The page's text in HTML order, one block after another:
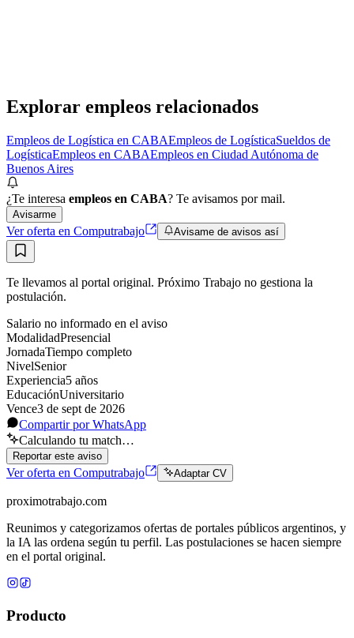
Explorar empleos relacionados
Empleos de Logística en CABAEmpleos de LogísticaSueldos de
LogísticaEmpleos en CABAEmpleos en Ciudad Autónoma de
Buenos Aires
¿Te interesa empleos en CABA? Te avisamos por mail.
Avisarme
Ver oferta en Computrabajo Avisame de avisos así
Te llevamos al portal original. Próximo Trabajo no gestiona la
postulación.
Salario no informado en el aviso
ModalidadPresencial
JornadaTiempo completo
NivelSenior
Experiencia5 años
EducaciónUniversitario
Vence3 de sept de 2026
Compartir por WhatsApp
Calculando tu match…
Reportar este aviso
Ver oferta en Computrabajo Adaptar CV
proximotrabajo.com
Reunimos y categorizamos ofertas de portales públicos argentinos, y
la IA las ordena según tu perfil. Las postulaciones se hacen siempre
en el portal original.
Producto